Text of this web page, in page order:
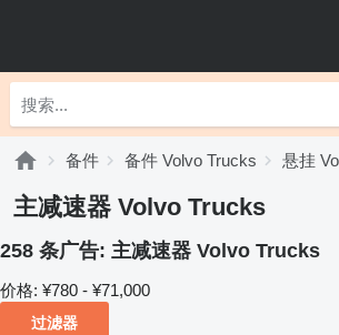
备件 备件 Volvo Trucks 悬挂
主减速器 Volvo Trucks
258 条广告: 主减速器 Volvo Trucks
价格: ¥780 - ¥71,000
过滤器